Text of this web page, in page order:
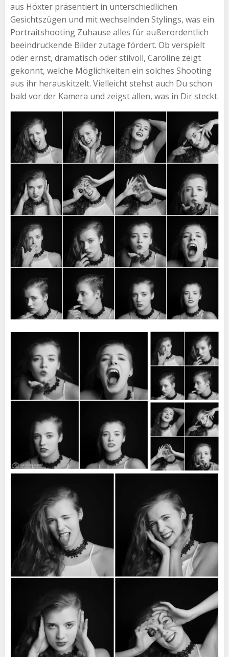
aus Höxter präsentiert in unterschiedlichen
Gesichtszügen und mit wechselnden Stylings, was ein
Portraitshooting Zuhause alles für außerordentlich
beeindruckende Bilder zutage fördert. Ob verspielt
oder ernst, dramatisch oder stilvoll, Caroline zeigt
gekonnt, welche Möglichkeiten ein solches Shooting
aus ihr herauskitzelt. Vielleicht stehst auch Du schon
bald vor der Kamera und zeigst allen, was in Dir steckt.